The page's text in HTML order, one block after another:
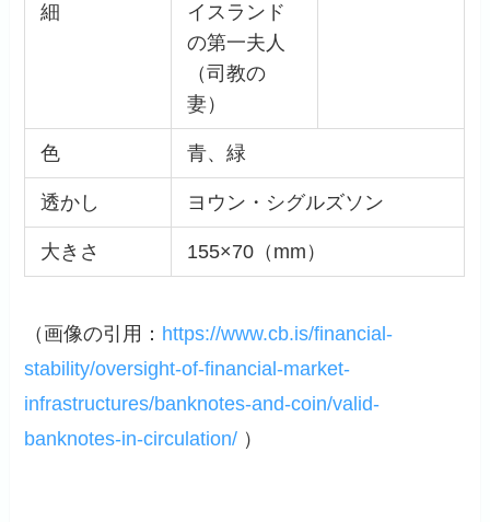
細
イスランド
の第一夫人
（司教の
妻）
色 青、緑
透かし ヨウン・シグルズソン
大きさ 155×70（mm）
（画像の引用： https://www.cb.is/financial-
stability/oversight-of-financial-market-
infrastructures/banknotes-and-coin/valid-
banknotes-in-circulation/ ）